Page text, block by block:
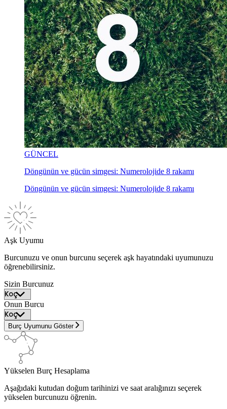
GÜNCEL
Döngünün ve gücün simgesi: Numerolojide 8 rakamı
Döngünün ve gücün simgesi: Numerolojide 8 rakamı
Aşk Uyumu
Burcunuzu ve onun burcunu seçerek aşk hayatındaki uyumunuzu
öğrenebilirsiniz.
Sizin Burcunuz
Onun Burcu
Burç Uyumunu Göster
Yükselen Burç Hesaplama
Aşağıdaki kutudan doğum tarihinizi ve saat aralığınızı seçerek
yükselen burcunuzu öğrenin.